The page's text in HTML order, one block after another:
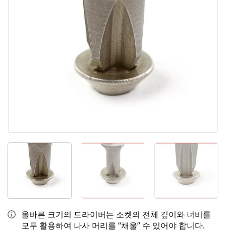
올바른 크기의 드라이버는 소켓의 전체 깊이와 너비를
모두 활용하여 나사 머리를 “채울” 수 있어야 합니다.